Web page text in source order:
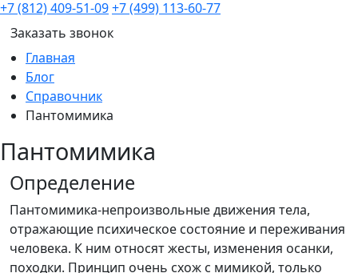
+7 (812) 409-51-09+7 (499) 113-60-77
Заказать звонок
Главная
Блог
Справочник
Пантомимика
Пантомимика
Определение
Пантомимика-непроизвольные движения тела,
отражающие психическое состояние и переживания
человека. К ним относят жесты, изменения осанки,
походки. Принцип очень схож с мимикой, только